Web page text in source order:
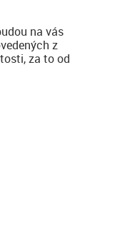
na vás
z
za to od